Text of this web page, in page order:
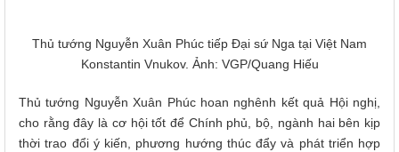
Thủ tướng Nguyễn Xuân Phúc tiếp Đại sứ Nga tại Việt Nam
Konstantin Vnukov. Ảnh: VGP/Quang Hiếu
Thủ tướng Nguyễn Xuân Phúc hoan nghênh kết quả Hội nghị,
cho rằng đây là cơ hội tốt để Chính phủ, bộ, ngành hai bên kịp
thời trao đổi ý kiến, phương hướng thúc đẩy và phát triển hợp